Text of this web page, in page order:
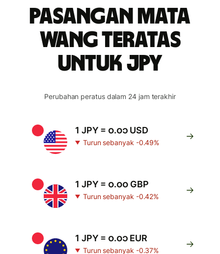
Pasangan mata
wang teratas
untuk JPY
Perubahan peratus dalam 24 jam terakhir
1 JPY = ၀.၀၁ USD
Turun sebanyak -0.49%
1 JPY = ၀.၀၀ GBP
Turun sebanyak -0.42%
1 JPY = ၀.၀၁ EUR
Turun sebanyak -0.37%